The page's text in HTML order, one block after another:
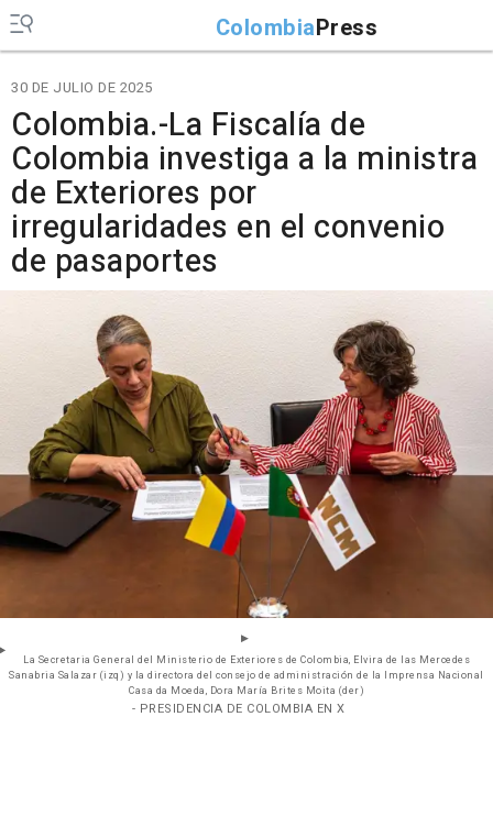
ColombiaPress
30 DE JULIO DE 2025
Colombia.-La Fiscalía de
Colombia investiga a la ministra
de Exteriores por
irregularidades en el convenio
de pasaportes
La Secretaria General del Ministerio de Exteriores de Colombia, Elvira de las Mercedes
Sanabria Salazar (izq) y la directora del consejo de administración de la Imprensa Nacional
Casa da Moeda, Dora María Brites Moita (der)
- PRESIDENCIA DE COLOMBIA EN X